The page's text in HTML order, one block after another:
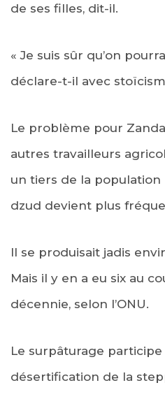
de ses filles, dit-il.
« Je suis sûr qu’on
déclare-t-il avec
Le problème pour
autres travailleurs
un tiers de la population
dzud devient plus
Il se produisait jadis
Mais il y en a eu six au
décennie, selon l’ONU.
Le surpâturage
désertification de la